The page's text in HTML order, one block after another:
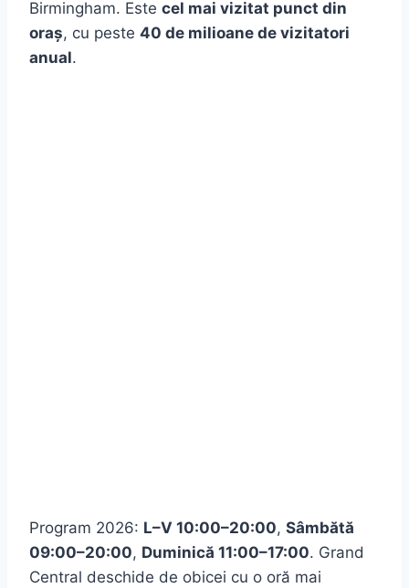
Birmingham. Este cel mai vizitat punct din
oraș, cu peste 40 de milioane de vizitatori
anual.
Program 2026: L–V 10:00–20:00, Sâmbătă
09:00–20:00, Duminică 11:00–17:00. Grand
Central deschide de obicei cu o oră mai